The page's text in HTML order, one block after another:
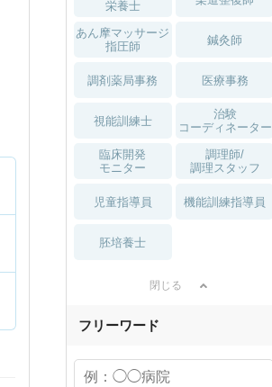
栄養士
あん摩マッサージ
指圧師
鍼灸師
調剤薬局事務 医療事務
視能訓練士
治験
コーディネーター
臨床開発
モニター
調理師/
調理スタッフ
児童指導員 機能訓練指導員
胚培養士
閉じる
フリーワード